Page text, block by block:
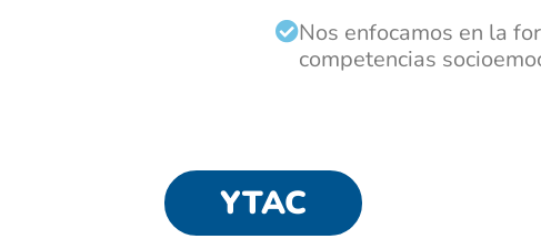
Nos enfocamos en la
competencias
YTAC